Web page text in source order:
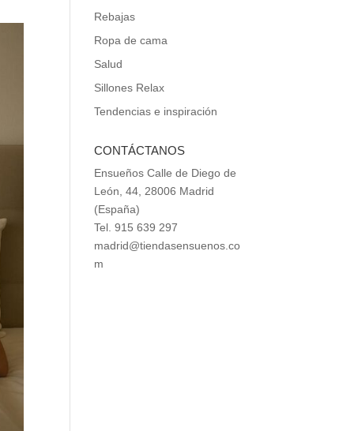
Rebajas
Ropa de cama
Salud
Sillones Relax
Tendencias e inspiración
CONTÁCTANOS
Ensueños Calle de Diego de
León, 44, 28006 Madrid
(España)
Tel. 915 639 297
madrid@tiendasensuenos.co
m